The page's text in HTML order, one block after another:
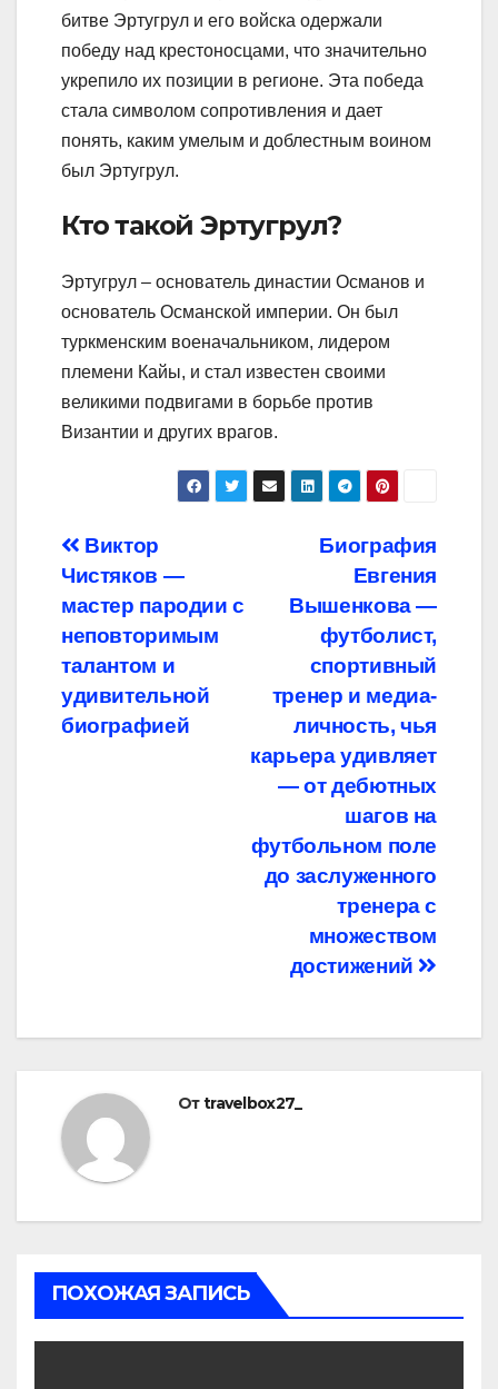
битве Эртугрул и его войска одержали
победу над крестоносцами, что значительно
укрепило их позиции в регионе. Эта победа
стала символом сопротивления и дает
понять, каким умелым и доблестным воином
был Эртугрул.
Кто такой Эртугрул?
Эртугрул – основатель династии Османов и
основатель Османской империи. Он был
туркменским военачальником, лидером
племени Кайы, и стал известен своими
великими подвигами в борьбе против
Византии и других врагов.
Навигация
по
записям
Биография
Евгения
Вышенкова —
футболист,
спортивный
тренер и медиа-
личность, чья
карьера удивляет
— от дебютных
шагов на
футбольном поле
до заслуженного
тренера с
множеством
достижений
Виктор
Чистяков —
мастер пародии с
неповторимым
талантом и
удивительной
биографией
Отtravelbox27_
ПОХОЖАЯ ЗАПИСЬ